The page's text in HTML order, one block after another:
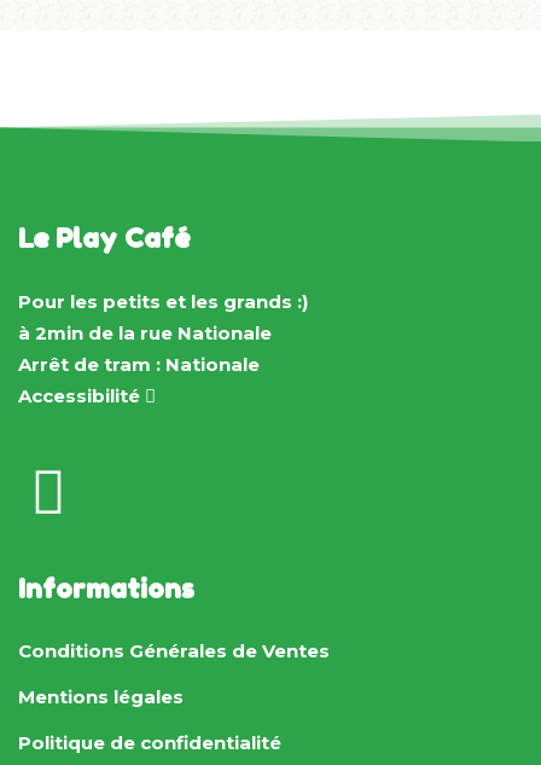
Le Play Café
Pour les petits et les grands :)
à 2min de la rue Nationale
Arrêt de tram : Nationale
Accessibilité
Informations
Conditions Générales de Ventes
Mentions légales
Politique de confidentialité